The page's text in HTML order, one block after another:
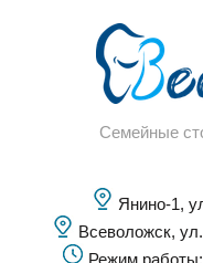
Семейные
Янино-1,
Всеволожск,
Режим